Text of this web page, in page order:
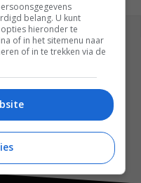
REACTIES (0)
belang. U kunt
hieronder te
of in het sitemenu naar
of in te trekken via de